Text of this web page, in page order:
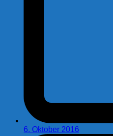
6. Oktober 2016